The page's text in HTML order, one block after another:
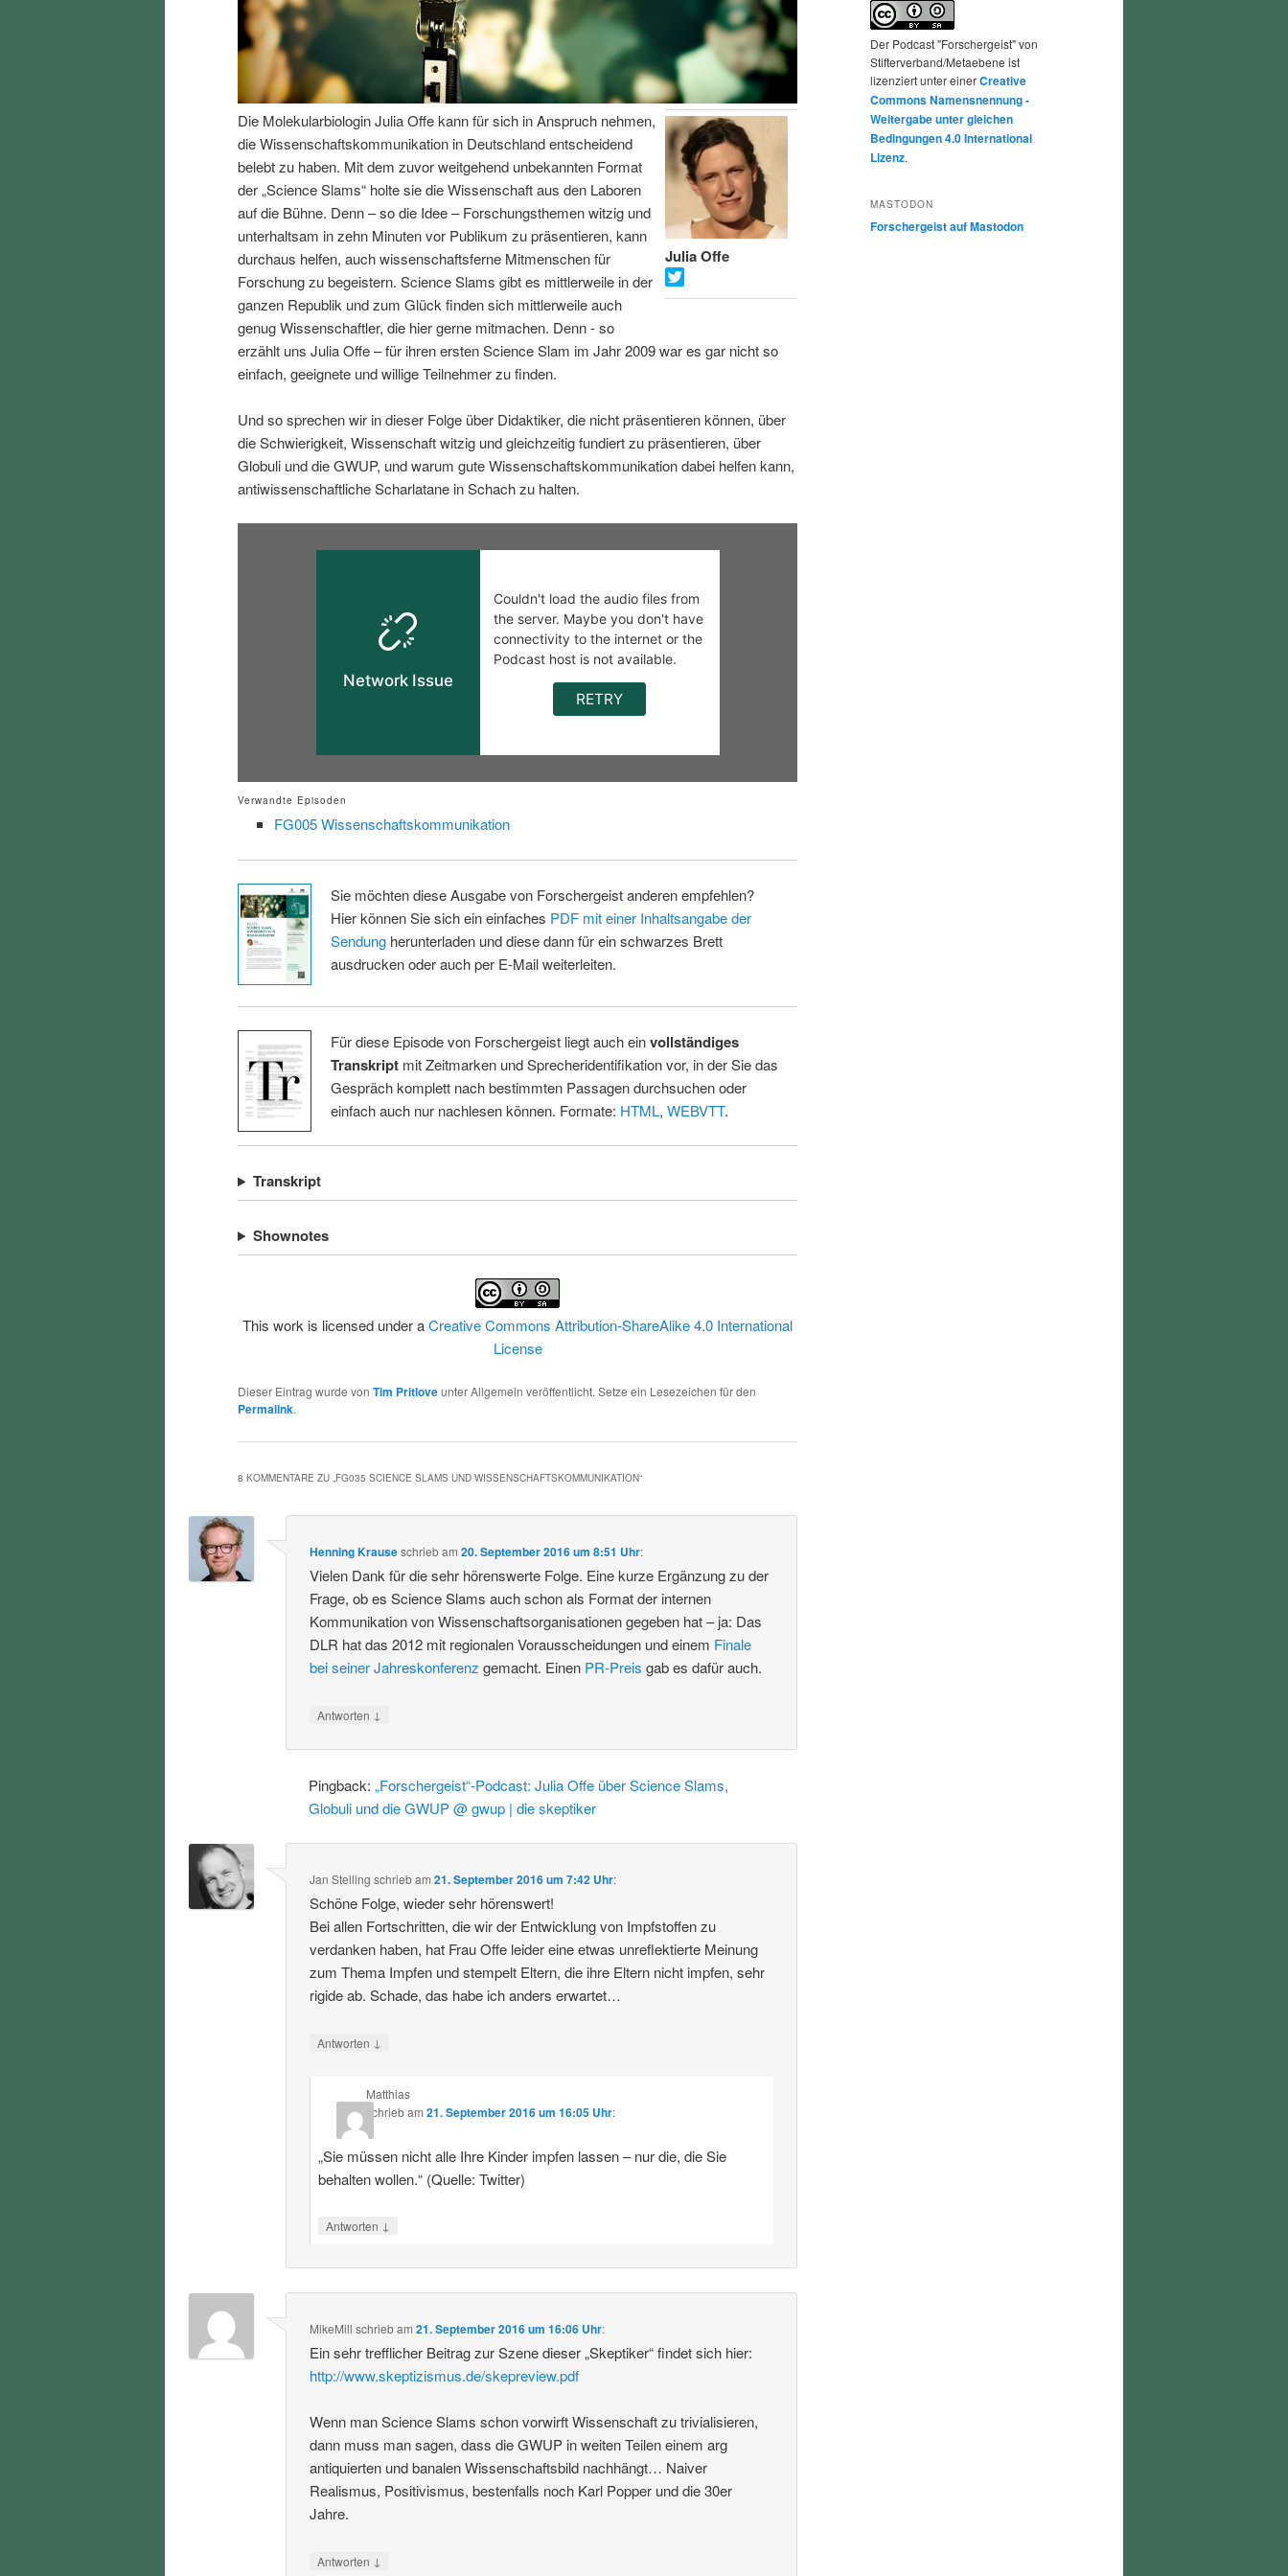
I
h
a
l
t
s
p
i
n
e
I
n
h
a
l
t
p
r
Julia Offe
Die Molekularbiologin Julia Offe kann für sich in Anspruch nehmen,
die Wissenschaftskommunikation in Deutschland entscheidend
belebt zu haben. Mit dem zuvor weitgehend unbekannten Format
der „Science Slams“ holte sie die Wissenschaft aus den Laboren
auf die Bühne. Denn – so die Idee – Forschungsthemen witzig und
unterhaltsam in zehn Minuten vor Publikum zu präsentieren, kann
durchaus helfen, auch wissenschaftsferne Mitmenschen für
Forschung zu begeistern. Science Slams gibt es mittlerweile in der
ganzen Republik und zum Glück finden sich mittlerweile auch
genug Wissenschaftler, die hier gerne mitmachen. Denn - so
erzählt uns Julia Offe – für ihren ersten Science Slam im Jahr 2009 war es gar nicht so
einfach, geeignete und willige Teilnehmer zu finden.
Und so sprechen wir in dieser Folge über Didaktiker, die nicht präsentieren können, über
die Schwierigkeit, Wissenschaft witzig und gleichzeitig fundiert zu präsentieren, über
Globuli und die GWUP, und warum gute Wissenschaftskommunikation dabei helfen kann,
antiwissenschaftliche Scharlatane in Schach zu halten.
Verwandte Episoden
FG005 Wissenschaftskommunikation
Sie möchten diese Ausgabe von Forschergeist anderen empfehlen?
Hier können Sie sich ein einfaches PDF mit einer Inhaltsangabe der
Sendungherunterladen und diese dann für ein schwarzes Brett
ausdrucken oder auch per E-Mail weiterleiten.
Für diese Episode von Forschergeist liegt auch einvollständiges
Transkriptmit Zeitmarken und Sprecheridentifikation vor, in der Sie das
Gespräch komplett nach bestimmten Passagen durchsuchen oder
einfach auch nur nachlesen können. Formate: HTML, WEBVTT.
Transkript
Shownotes
This work is licensed under aCreative Commons Attribution-ShareAlike 4.0 International
License
Dieser Eintrag wurde von Tim Pritloveunter Allgemein veröffentlicht. Setze ein Lesezeichen für den
Permalink.
8 KOMMENTARE ZU „FG035 SCIENCE SLAMS UND WISSENSCHAFTSKOMMUNIKATION“
Henning Krauseschriebam20. September 2016 um 8:51 Uhr:
Vielen Dank für die sehr hörenswerte Folge. Eine kurze Ergänzung zu der
Frage, ob es Science Slams auch schon als Format der internen
Kommunikation von Wissenschaftsorganisationen gegeben hat – ja: Das
DLR hat das 2012 mit regionalen Vorausscheidungen und einem Finale
bei seiner Jahreskonferenz gemacht. Einen PR-Preis gab es dafür auch.
Antworten ↓
Pingback:„Forschergeist“-Podcast: Julia Offe über Science Slams,
Globuli und die GWUP @ gwup | die skeptiker
Jan Stelling schriebam21. September 2016 um 7:42 Uhr:
Schöne Folge, wieder sehr hörenswert!
Bei allen Fortschritten, die wir der Entwicklung von Impfstoffen zu
verdanken haben, hat Frau Offe leider eine etwas unreflektierte Meinung
zum Thema Impfen und stempelt Eltern, die ihre Eltern nicht impfen, sehr
rigide ab. Schade, das habe ich anders erwartet…
Antworten ↓
Matthias
schriebam 21. September 2016 um 16:05 Uhr:
„Sie müssen nicht alle Ihre Kinder impfen lassen – nur die, die Sie
behalten wollen.“ (Quelle: Twitter)
Antworten ↓
MikeMill schriebam21. September 2016 um 16:06 Uhr:
Ein sehr trefflicher Beitrag zur Szene dieser „Skeptiker“ findet sich hier:
http://www.skeptizismus.de/skepreview.pdf
Wenn man Science Slams schon vorwirft Wissenschaft zu trivialisieren,
dann muss man sagen, dass die GWUP in weiten Teilen einem arg
antiquierten und banalen Wissenschaftsbild nachhängt… Naiver
Realismus, Positivismus, bestenfalls noch Karl Popper und die 30er
Jahre.
Antworten ↓
Der Podcast "Forschergeist" von
Stifterverband/Metaebene ist
lizenziert unter einerCreative
Commons Namensnennung -
Weitergabe unter gleichen
Bedingungen 4.0 International
Lizenz.
MASTODON
Forschergeist auf Mastodon